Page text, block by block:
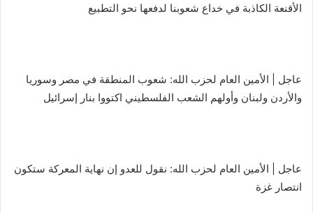
الأقنعة الكاذبة في خداع شعوبنا لدفعها نحو التطبيع
عاجل | الأمين العام لحزب الله: شعوب المنطقة في مصر وسوريا
والأردن ولبنان وأولهم الشعب الفلسطيني اكتووا بنار إسرائيل
عاجل | الأمين العام لحزب الله: نقول للعدو إن نهاية المعركة ستكون
انتصار غزة